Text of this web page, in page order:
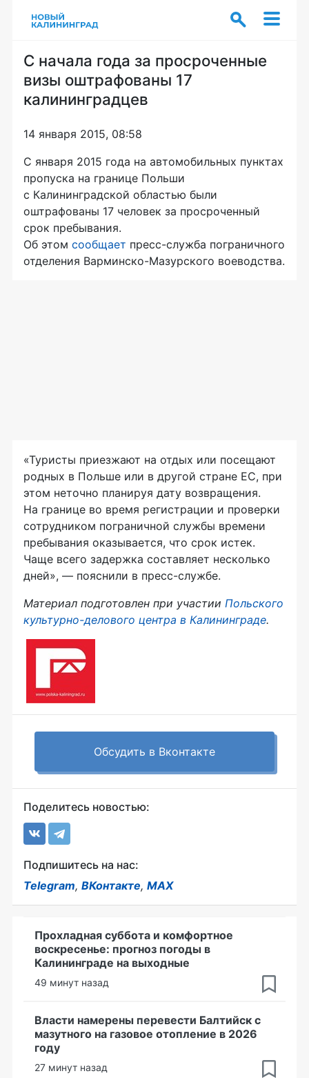
С начала года за просроченные
визы оштрафованы 17
калининградцев
14 января 2015, 08:58
С января 2015 года на автомобильных пунктах
пропуска на границе Польши
с Калининградской областью были
оштрафованы 17 человек за просроченный
срок пребывания.
Об этом сообщает пресс-служба пограничного
отделения Варминско-Мазурского воеводства.
«Туристы приезжают на отдых или посещают
родных в Польше или в другой стране ЕС, при
этом неточно планируя дату возвращения.
На границе во время регистрации и проверки
сотрудником пограничной службы времени
пребывания оказывается, что срок истек.
Чаще всего задержка составляет несколько
дней», — пояснили в пресс-службе.
Материал подготовлен при участии Польского
культурно-делового центра в Калининграде.
Обсудить в Вконтакте
Поделитесь новостью:
Подпишитесь на нас:
Telegram, ВКонтакте, MAX
Прохладная суббота и комфортное
воскресенье: прогноз погоды в
Калининграде на выходные
49 минут назад
Власти намерены перевести Балтийск с
мазутного на газовое отопление в 2026
году
27 минут назад